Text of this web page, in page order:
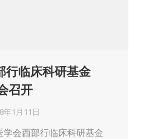
行临床科研基金
召开
年1月11日
会西部行临床科研基金